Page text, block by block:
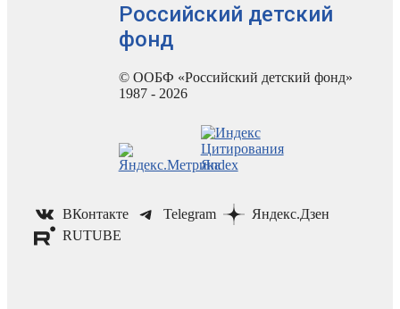
Российский детский
фонд
© ООБФ «Российский детский фонд»
1987 - 2026
ВКонтакте Telegram
Яндекс.Дзен
RUTUBE